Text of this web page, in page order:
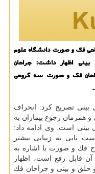
فك و صورت دانشگاه علوم
اظهار داشت: جراحان
فك و صورت سه گروهی
بینی تصریح كرد: انحراف
و همزمان رجوع بیماران به
است. وی ادامه داد:
یابی به زیبایی بیشتر
فك و صورت با اشاره به
قابل رفع است، اظهار
حلق و بینی و جراحان فك